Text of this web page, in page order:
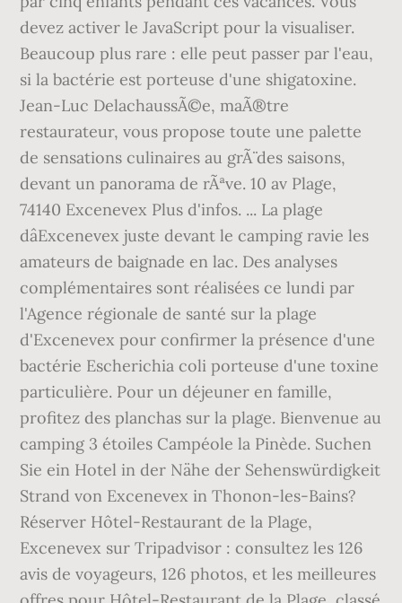
devez activer le JavaScript pour la visualiser.
Beaucoup plus rare : elle peut passer par l'eau,
si la bactérie est porteuse d'une shigatoxine.
Jean-Luc DelachaussÃ©e, maÃ®tre
restaurateur, vous propose toute une palette
de sensations culinaires au grÃ¨ des saisons,
devant un panorama de rÃªve. 10 av Plage,
74140 Excenevex Plus d'infos. ... La plage
dâExcenevex juste devant le camping ravie les
amateurs de baignade en lac. Des analyses
complémentaires sont réalisées ce lundi par
l'Agence régionale de santé sur la plage
d'Excenevex pour confirmer la présence d'une
bactérie Escherichia coli porteuse d'une toxine
particulière. Pour un déjeuner en famille,
profitez des planchas sur la plage. Bienvenue au
camping 3 étoiles Campéole la Pinède. Suchen
Sie ein Hotel in der Nähe der Sehenswürdigkeit
Strand von Excenevex in Thonon-les-Bains?
Réserver Hôtel-Restaurant de la Plage,
Excenevex sur Tripadvisor : consultez les 126
avis de voyageurs, 126 photos, et les meilleures